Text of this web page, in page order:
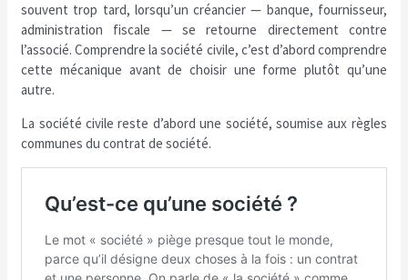
souvent trop tard, lorsqu’un créancier — banque, fournisseur,
administration fiscale — se retourne directement contre
l’associé. Comprendre la société civile, c’est d’abord comprendre
cette mécanique avant de choisir une forme plutôt qu’une
autre.
La société civile reste d’abord une société, soumise aux règles
communes du contrat de société.